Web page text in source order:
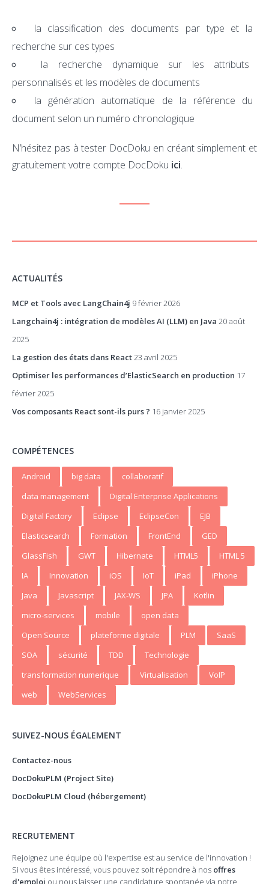
la classification des documents par type et la
recherche sur ces types
la recherche dynamique sur les attributs
personnalisés et les modèles de documents
la génération automatique de la référence du
document selon un numéro chronologique
N’hésitez pas à tester DocDoku en créant simplement et
gratuitement votre compte DocDoku ici.
ACTUALITÉS
MCP et Tools avec LangChain4j 9 février 2026
Langchain4j : intégration de modèles AI (LLM) en Java 20 août
2025
La gestion des états dans React23 avril 2025
Optimiser les performances d’ElasticSearch en production 17
février 2025
Vos composants React sont-ils purs ? 16 janvier 2025
COMPÉTENCES
Android big data
collaboratif
data management
Digital Enterprise Applications
Digital Factory
Eclipse EclipseCon
EJB
Elasticsearch
Formation FrontEnd
GED
GlassFish
GWT Hibernate HTML5
HTML 5
IA
Innovation iOS IoT iPad
iPhone
Java
Javascript JAX-WS JPA
Kotlin
micro-services
mobile
open data
Open Source
plateforme digitale PLM
SaaS
SOA
sécurité TDD
Technologie
transformation numerique
Virtualisation
VoIP
web
WebServices
SUIVEZ-NOUS ÉGALEMENT
Contactez-nous
DocDokuPLM (Project Site)
DocDokuPLM Cloud (hébergement)
RECRUTEMENT
Rejoignez une équipe où l'expertise est au service de l'innovation !
Si vous êtes intéressé, vous pouvez soit répondre à nos offres
d'emploi ou nous laisser une candidature spontanée via notre